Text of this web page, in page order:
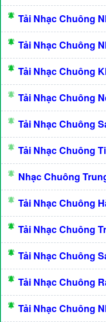
Tải Nhạc Chuông
Tải Nhạc Chuông
Tải Nhạc Chuông
Tải Nhạc Chuông
Tải Nhạc Chuông
Tải Nhạc Chuông
Nhạc Chuông
Tải Nhạc Chuông
Tải Nhạc Chuông
Tải Nhạc Chuông
Tải Nhạc Chuông
Tải Nhạc Chuông